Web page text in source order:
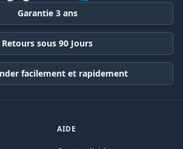
Garantie 3 ans
Retours sous 90 Jours
facilement et rapidement
AIDE